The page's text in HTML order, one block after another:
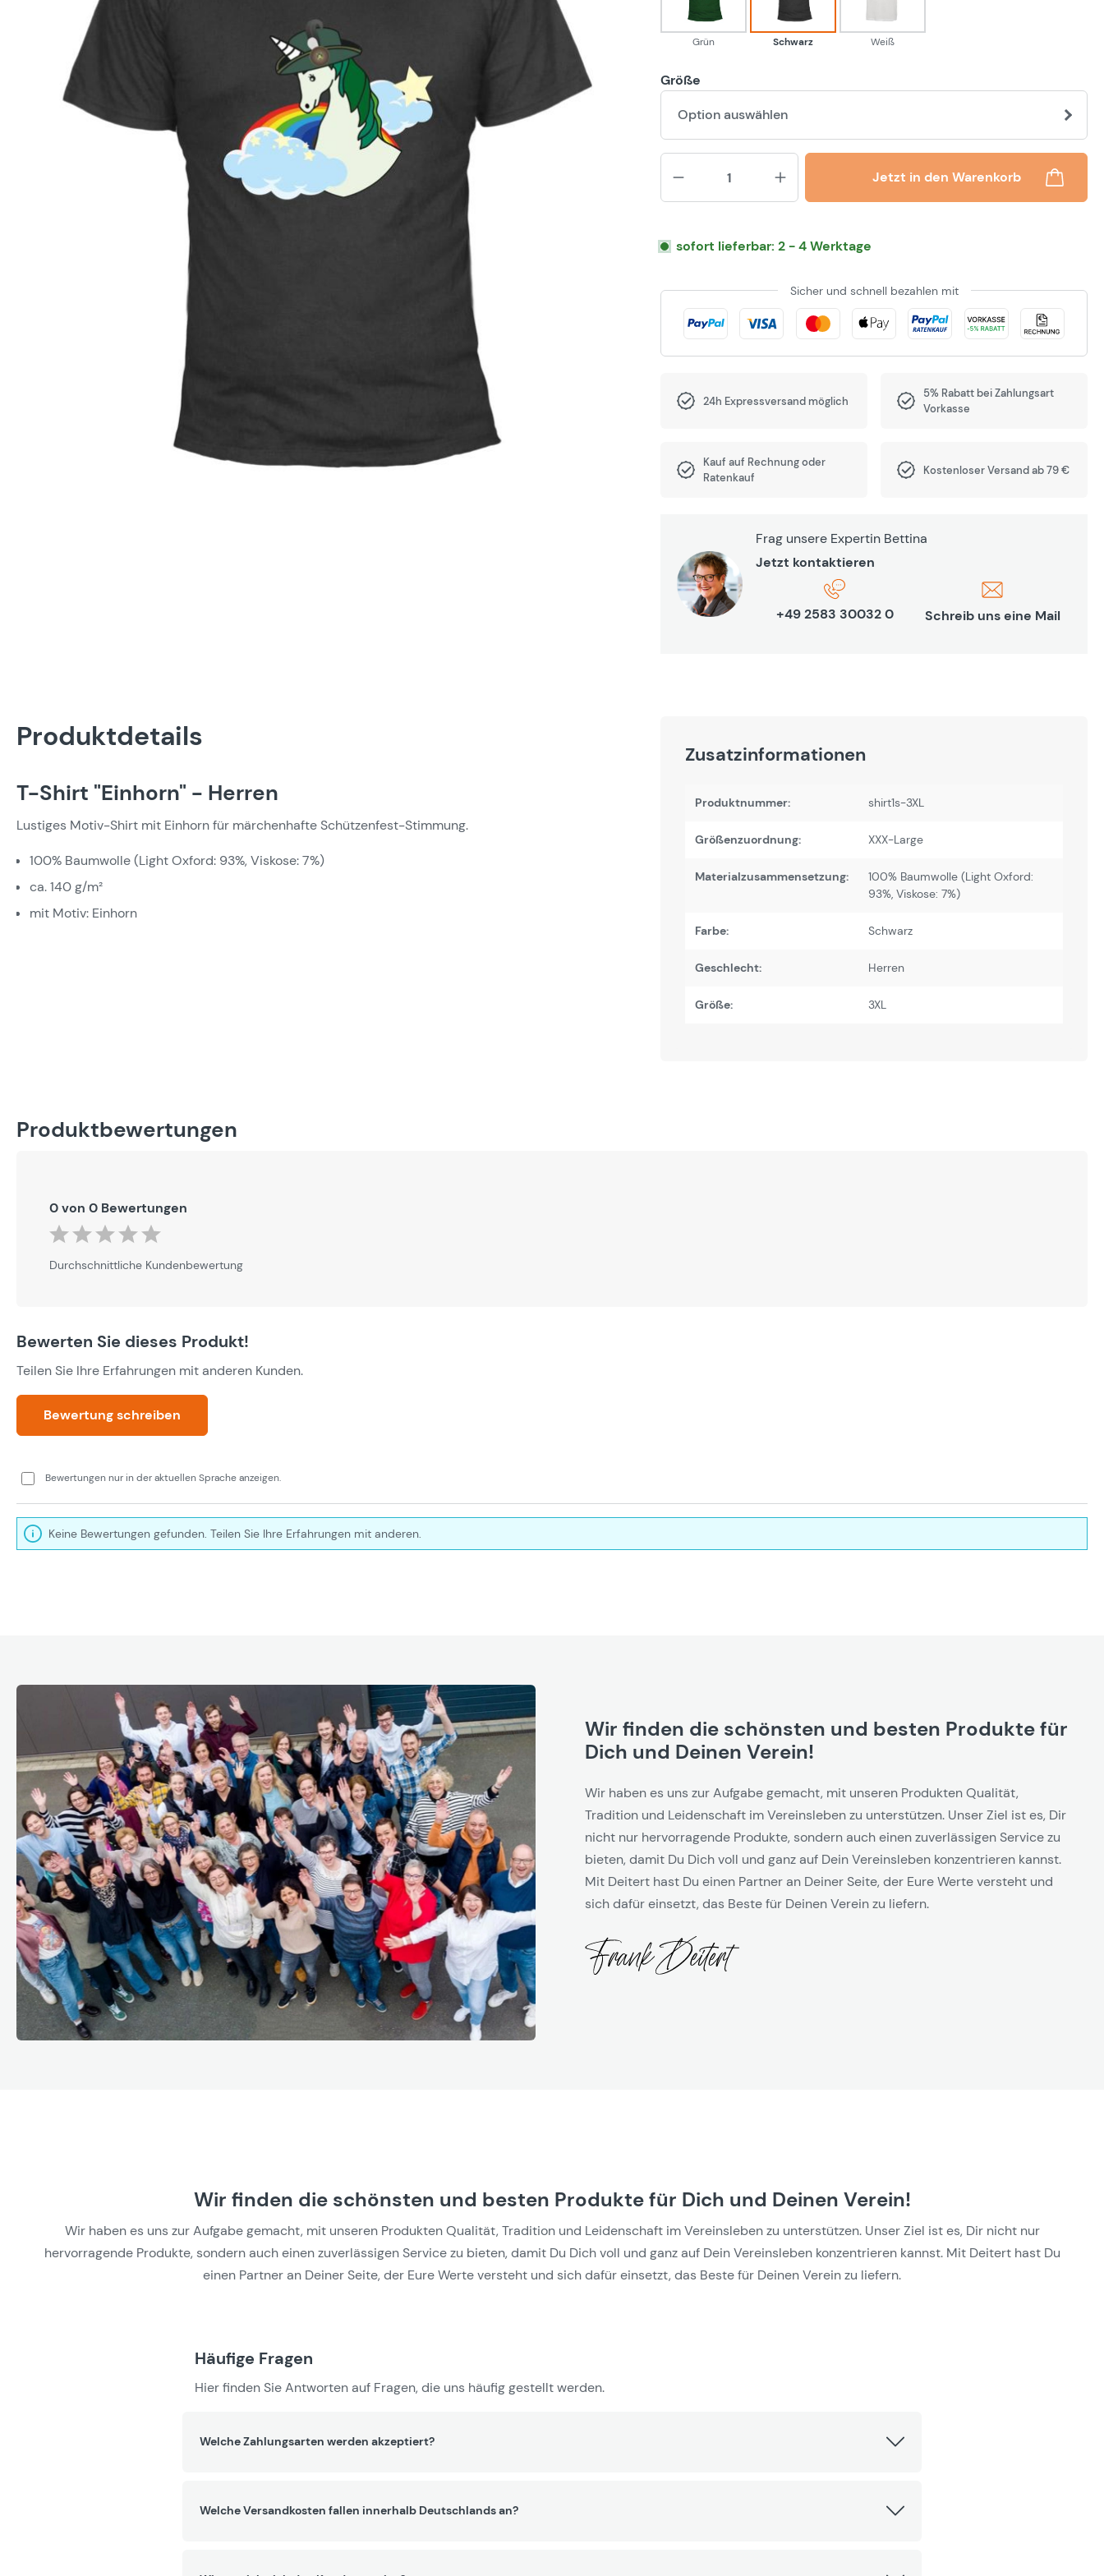
Grün Schwarz Weiß
Größe
Option auswählen
Produkt Anzahl: Gib den
Jetzt in den Warenkorb
sofort lieferbar: 2 - 4 Werktage
Sicher und schnell bezahlen mit
24h Expressversand möglich
5% Rabatt bei Zahlungsart
Vorkasse
Kauf auf Rechnung oder
Ratenkauf
Kostenloser Versand ab 79 €
Frag unsere Expertin Bettina
Jetzt kontaktieren
+49 2583 30032 0 Schreib uns eine Mail
Produktdetails
T-Shirt "Einhorn" - Herren
Lustiges Motiv-Shirt mit Einhorn für märchenhafte Schützenfest-Stimmung.
100% Baumwolle (Light Oxford: 93%, Viskose: 7%)
ca. 140 g/m²
mit Motiv: Einhorn
Zusatzinformationen
Produktnummer: shirt1s-3XL
Größenzuordnung: XXX-Large
Materialzusammensetzung:
100% Baumwolle (Light Oxford:
93%, Viskose: 7%)
Farbe: Schwarz
Geschlecht: Herren
Größe: 3XL
Produktbewertungen
0 von 0 Bewertungen
Durchschnittliche Bewertung von 0 von 5 Sternen
Durchschnittliche Kundenbewertung
Bewerten Sie dieses Produkt!
Teilen Sie Ihre Erfahrungen mit anderen Kunden.
Bewertung schreiben
Bewertungen nur in der aktuellen Sprache anzeigen.
Keine Bewertungen gefunden. Teilen Sie Ihre Erfahrungen mit anderen.
Wir finden die schönsten und besten Produkte für
Dich und Deinen Verein!
Wir haben es uns zur Aufgabe gemacht, mit unseren Produkten Qualität,
Tradition und Leidenschaft im Vereinsleben zu unterstützen. Unser Ziel ist es, Dir
nicht nur hervorragende Produkte, sondern auch einen zuverlässigen Service zu
bieten, damit Du Dich voll und ganz auf Dein Vereinsleben konzentrieren kannst.
Mit Deitert hast Du einen Partner an Deiner Seite, der Eure Werte versteht und
sich dafür einsetzt, das Beste für Deinen Verein zu liefern.
Wir finden die schönsten und besten Produkte für Dich und Deinen Verein!
Wir haben es uns zur Aufgabe gemacht, mit unseren Produkten Qualität, Tradition und Leidenschaft im Vereinsleben zu unterstützen. Unser Ziel ist es, Dir nicht nur
hervorragende Produkte, sondern auch einen zuverlässigen Service zu bieten, damit Du Dich voll und ganz auf Dein Vereinsleben konzentrieren kannst. Mit Deitert hast Du
einen Partner an Deiner Seite, der Eure Werte versteht und sich dafür einsetzt, das Beste für Deinen Verein zu liefern.
Häufige Fragen
Hier finden Sie Antworten auf Fragen, die uns häufig gestellt werden.
Welche Zahlungsarten werden akzeptiert?
Welche Versandkosten fallen innerhalb Deutschlands an?